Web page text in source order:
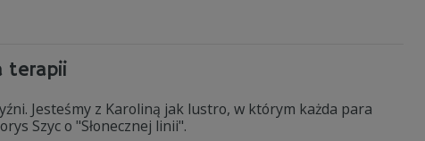
terapii
Jesteśmy z Karoliną jak lustro, w którym każda para
Szyc o "Słonecznej linii".